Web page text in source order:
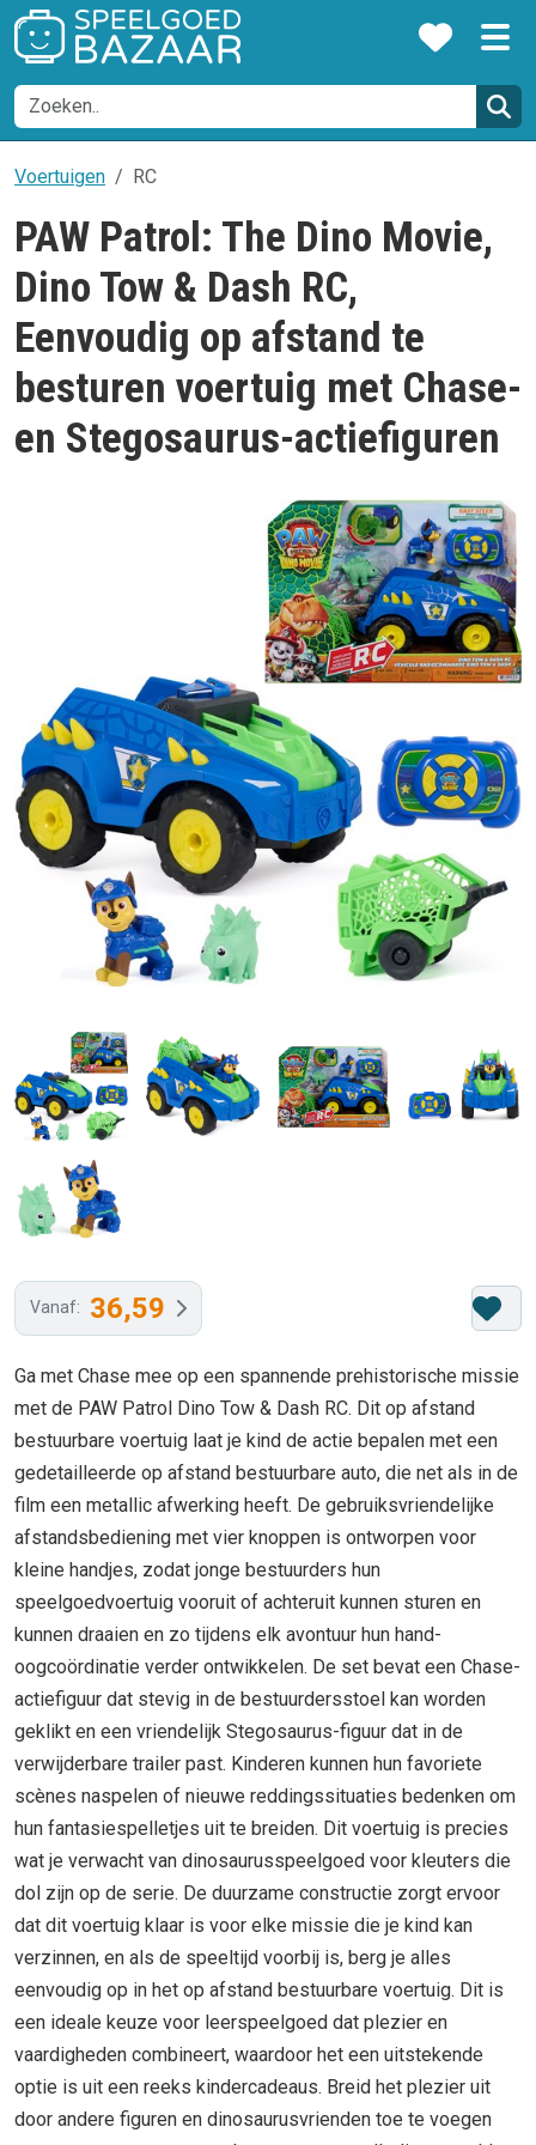
Voertuigen RC
PAW Patrol: The Dino Movie,
Dino Tow & Dash RC,
Eenvoudig op afstand te
besturen voertuig met Chase-
en Stegosaurus-actiefiguren
Vanaf: 36,59
Ga met Chase mee op een spannende prehistorische missie
met de PAW Patrol Dino Tow & Dash RC. Dit op afstand
bestuurbare voertuig laat je kind de actie bepalen met een
gedetailleerde op afstand bestuurbare auto, die net als in de
film een metallic afwerking heeft. De gebruiksvriendelijke
afstandsbediening met vier knoppen is ontworpen voor
kleine handjes, zodat jonge bestuurders hun
speelgoedvoertuig vooruit of achteruit kunnen sturen en
kunnen draaien en zo tijdens elk avontuur hun hand-
oogcoördinatie verder ontwikkelen. De set bevat een Chase-
actiefiguur dat stevig in de bestuurdersstoel kan worden
geklikt en een vriendelijk Stegosaurus-figuur dat in de
verwijderbare trailer past. Kinderen kunnen hun favoriete
scènes naspelen of nieuwe reddingssituaties bedenken om
hun fantasiespelletjes uit te breiden. Dit voertuig is precies
wat je verwacht van dinosaurusspeelgoed voor kleuters die
dol zijn op de serie. De duurzame constructie zorgt ervoor
dat dit voertuig klaar is voor elke missie die je kind kan
verzinnen, en als de speeltijd voorbij is, berg je alles
eenvoudig op in het op afstand bestuurbare voertuig. Dit is
een ideale keuze voor leerspeelgoed dat plezier en
vaardigheden combineert, waardoor het een uitstekende
optie is uit een reeks kindercadeaus. Breid het plezier uit
door andere figuren en dinosaurusvrienden toe te voegen